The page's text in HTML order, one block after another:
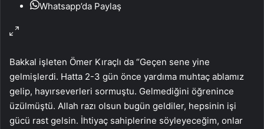
Whatsapp’da Paylaş
Bakkal işleten Ömer Kıraçlı da “Geçen sene yine
gelmişlerdi. Hatta 2-3 gün önce yardıma muhtaç ablamız
gelip, hayırseverleri sormuştu. Gelmediğini öğrenince
üzülmüştü. Allah razı olsun bugün geldiler, hepsinin işi
gücü rast gelsin. İhtiyaç sahiplerine söyleyeceğim, onlar